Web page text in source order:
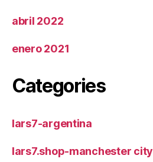
abril 2022
enero 2021
Categories
lars7-argentina
lars7.shop-manchester city